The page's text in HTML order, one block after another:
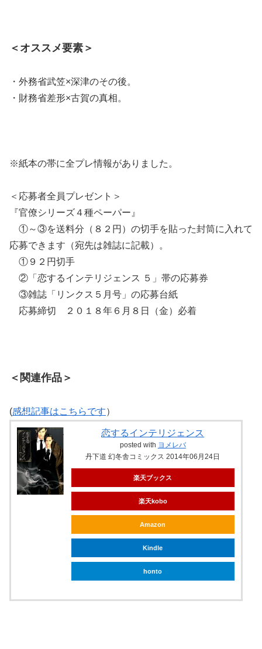
＜オススメ要素＞
・外務省武笠×深津のその後。
・財務省差形×古賀の真相。
※紙本の帯に全プレ情報がありました。
＜応募者全員プレゼント＞
『官僚シリーズ４種ペーパー』
①～③を送料分（８２円）の切手を貼った封筒に入れて
応募できます（宛先は雑誌に記載）。
①９２円切手
②「恋するインテリジェンス ５」帯の応募券
③雑誌「リンクス５月号」の応募台紙
応募締切 ２０１８年６月８日（金）必着
＜関連作品＞
(感想記事はこちらです）
恋するインテリジェンス
posted with ヨメレバ
丹下道 幻冬舎コミックス 2014年06月24日
楽天ブックス
楽天kobo
Amazon
Kindle
honto